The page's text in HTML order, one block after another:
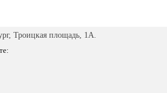
Троицкая площадь, 1А.